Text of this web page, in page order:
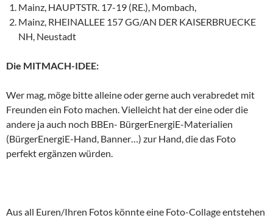
Mainz, HAUPTSTR. 17-19 (RE.), Mombach,
Mainz, RHEINALLEE 157 GG/AN DER KAISERBRUECKE
NH, Neustadt
Die MITMACH-IDEE:
Wer mag, möge bitte alleine oder gerne auch verabredet mit
Freunden ein Foto machen. Vielleicht hat der eine oder die
andere ja auch noch BBEn- BürgerEnergiE-Materialien
(BürgerEnergiE-Hand, Banner…) zur Hand, die das Foto
perfekt ergänzen würden.
Aus all Euren/Ihren Fotos könnte eine Foto-Collage entstehen